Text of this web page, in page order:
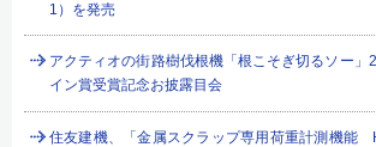
1）を発売
アクティオの街路樹伐根機「根こそぎ切るソー」
イン賞受賞記念お披露目会
住友建機、「金属スクラップ専用荷重計測機能